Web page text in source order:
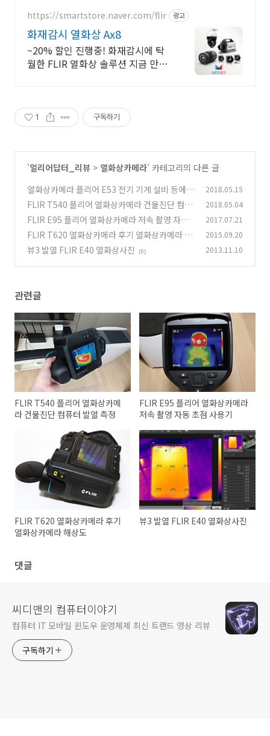
https://smartstore.naver.com/flir 광고
화재감시 열화상 Ax8
~20% 할인 진행중! 화재감시에 탁
월한 FLIR 열화상 솔루션 지금 만나
1 구독하기
'얼리어답터_리뷰 > 열화상카메라' 카테고리의 다른 글
열화상카메라 플리어 E53 전기 기계 설비 등에
최적화된 모델 (1)
2018.05.15
FLIR T540 플리어 열화상카메라 건물진단 컴퓨
터 발열 측정 (7)
2018.05.04
FLIR E95 플리어 열화상카메라 저속 촬영 자동
초점 사용기
(0)
2017.07.21
FLIR T620 열화상카메라 후기 열화상카메라 해
상도
(7)
2015.09.20
뷰3 발열 FLIR E40 열화상사진 (6) 2013.11.10
관련글
FLIR T540 플리어 열화상카메
라 건물진단 컴퓨터 발열 측정
FLIR E95 플리어 열화상카메라
저속 촬영 자동 초점 사용기
FLIR T620 열화상카메라 후기
열화상카메라 해상도
뷰3 발열 FLIR E40 열화상사진
댓글
씨디맨의 컴퓨터이야기
컴퓨터 IT 모바일 윈도우 운영체제 최신 트랜드 영상 리뷰
구독하기